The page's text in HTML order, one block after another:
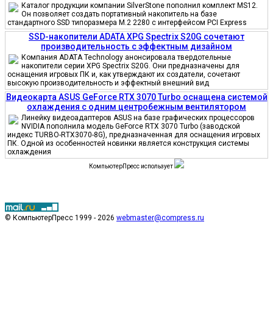
Каталог продукции компании SilverStone пополнил комплект MS12.
Он позволяет создать портативный накопитель на базе
стандартного SSD типоразмера M.2 2280 с интерфейсом PCI Express
SSD-накопители ADATA XPG Spectrix S20G сочетают
производительность с эффектным дизайном
Компания ADATA Technology анонсировала твердотельные
накопители серии XPG Spectrix S20G. Они предназначены для
оснащения игровых ПК и, как утверждают их создатели, сочетают
высокую производительность и эффектный внешний вид
Видеокарта ASUS GeForce RTX 3070 Turbo оснащена системой
охлаждения с одним центробежным вентилятором
Линейку видеоадаптеров ASUS на базе графических процессоров
NVIDIA пополнила модель GeForce RTX 3070 Turbo (заводской
индекс TURBO-RTX3070-8G), предназначенная для оснащения игровых
ПК. Одной из особенностей новинки является конструкция системы
охлаждения
КомпьютерПресс использует
© КомпьютерПресс 1999 - 2026 webmaster@compress.ru